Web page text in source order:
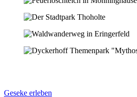
Geseke erleben